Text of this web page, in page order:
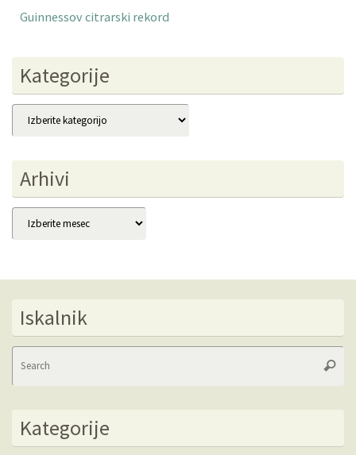
Guinnessov citrarski rekord
Kategorije
Kategorije
Arhivi
Arhivi
Iskalnik
Kategorije